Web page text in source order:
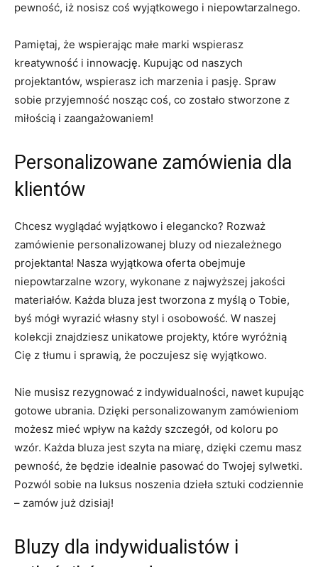
pewność, iż nosisz coś ⁣wyjątkowego i niepowtarzalnego.
Pamiętaj, że wspierając ‍małe marki⁢ wspierasz
kreatywność i innowację. ⁣Kupując od naszych
projektantów, wspierasz ich⁤ marzenia i pasję. Spraw
sobie przyjemność nosząc coś, co zostało stworzone z
miłością ‍i ​zaangażowaniem!
Personalizowane zamówienia dla
‌klientów
Chcesz ⁢wyglądać wyjątkowo i elegancko? Rozważ‍
zamówienie personalizowanej bluzy od⁣ niezależnego⁢
projektanta!‌ Nasza wyjątkowa‌ oferta obejmuje
⁢niepowtarzalne wzory,⁣ wykonane z najwyższej jakości
materiałów. Każda⁤ bluza⁣ jest ​tworzona z myślą o Tobie,
byś⁤ mógł wyrazić własny styl i osobowość. W⁤ naszej
kolekcji​ znajdziesz unikatowe projekty,⁢ które wyróżnią
⁢Cię ⁢z⁤ tłumu i sprawią, że poczujesz się wyjątkowo.
Nie musisz rezygnować z ‍indywidualności, nawet kupując
gotowe ubrania. Dzięki personalizowanym zamówieniom
możesz mieć wpływ na każdy⁤ szczegół, od koloru po
wzór. Każda bluza jest szyta na miarę, dzięki czemu⁣ masz
pewność, ​że będzie idealnie pasować do Twojej sylwetki.
Pozwól sobie na⁤ luksus noszenia⁣ dzieła sztuki codziennie
– zamów już dzisiaj!
Bluzy⁤ dla indywidualistów i